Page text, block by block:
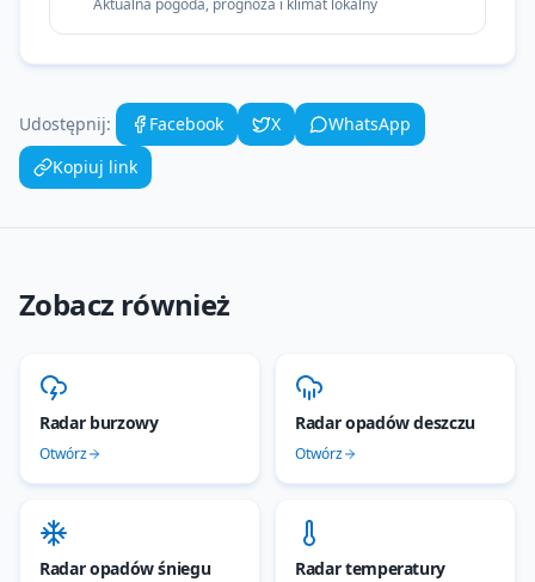
Aktualna pogoda, prognoza i klimat lokalny
Udostępnij: Facebook X
WhatsApp
Kopiuj link
Zobacz również
Radar burzowy
Otwórz
Radar opadów deszczu
Otwórz
Radar opadów śniegu Radar temperatury